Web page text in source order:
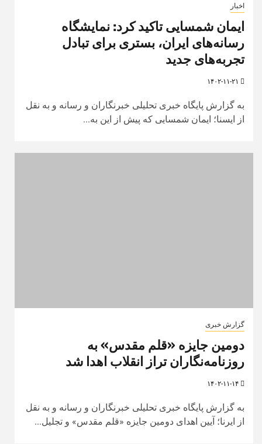
اخبار
ایمان شمسایی تاکید کرد: نمایشگاه
رسانه‌های ایران، بستری برای تبادل
تجربه‌های جدید
به گزارش پایگاه خبری تحلیلی خبرنگاران و رسانه و به نقل
از ایسنا؛ ایمان شمسایی که پیش از این به‌...
گزارش خبری
دومین جایزه «قلم مقدس» به
روزنامه‌نگاران تراز انقلاب اهدا شد
به گزارش پایگاه خبری تحلیلی خبرنگاران و رسانه و به نقل
از ایرنا؛ آیین اهدای دومین جایزه «قلم مقدس» و تجلیل...